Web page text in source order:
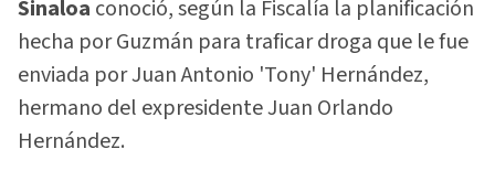
Sinaloa conoció, según la Fiscalía la planificación
hecha por Guzmán para traficar droga que le fue
enviada por Juan Antonio 'Tony' Hernández,
hermano del expresidente Juan Orlando
Hernández.